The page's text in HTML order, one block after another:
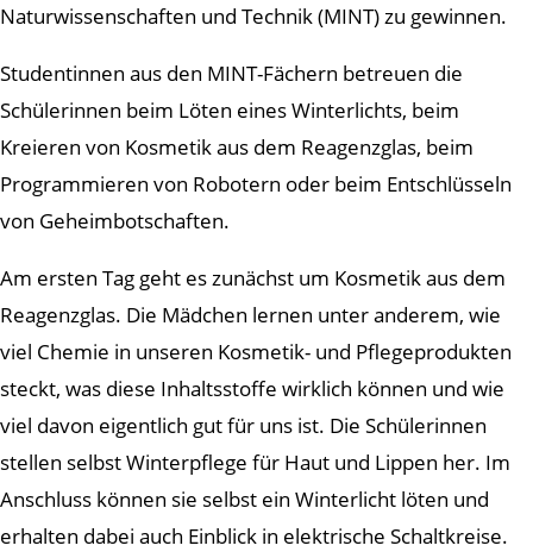
Naturwissenschaften und Technik (MINT) zu gewinnen.
Studentinnen aus den MINT-Fächern betreuen die
Schülerinnen beim Löten eines Winterlichts, beim
Kreieren von Kosmetik aus dem Reagenzglas, beim
Programmieren von Robotern oder beim Entschlüsseln
von Geheimbotschaften.
Am ersten Tag geht es zunächst um Kosmetik aus dem
Reagenzglas. Die Mädchen lernen unter anderem, wie
viel Chemie in unseren Kosmetik- und Pflegeprodukten
steckt, was diese Inhaltsstoffe wirklich können und wie
viel davon eigentlich gut für uns ist. Die Schülerinnen
stellen selbst Winterpflege für Haut und Lippen her. Im
Anschluss können sie selbst ein Winterlicht löten und
erhalten dabei auch Einblick in elektrische Schaltkreise.